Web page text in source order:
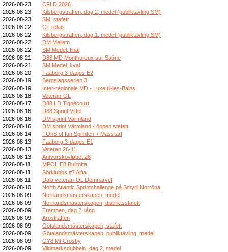
2026-08-23
CFLD 2026
2026-08-23
Kilsbergsträffen, dag 2, medel (publiktävling SM)
2026-08-23
SM, stafett
2026-08-22
CF relais
2026-08-22
Kilsbergsträffen, dag 1, medel (publiktävling SM)
2026-08-22
DM Mellem
2026-08-22
SM Medel, final
2026-08-21
D88 MD Monthureux sur Saône
2026-08-21
SM Medel, kval
2026-08-20
Faaborg 3-dages E2
2026-08-19
Bergslagsserien 3
2026-08-19
Inter-régionale MD - Luxeuil-les-Bains
2026-08-18
Veteran-OL
2026-08-17
D88 LD Tignécourt
2026-08-16
D88 Sprint Vittel
2026-08-16
DM sprint Värmland
2026-08-16
DM sprint Värmland - öppen stafett
2026-08-14
TOnS of fun Sprinten + Masstart
2026-08-13
Faaborg 3-dages E1
2026-08-13
Veteran 26-11
2026-08-13
Antvorskovløbet 26
2026-08-11
MPOL E8 Bulltofta
2026-08-11
Sörklubbs #7 Alfta
2026-08-11
Dala veteran-OL Domnarvet
2026-08-10
North Atlantic Sprintchallenge på Smyril Norröna
2026-08-09
Norrlandsmästerskapen, medel
2026-08-09
Norrlandsmästerskapen, distriktsstafett
2026-08-09
Trampen, dag 2, lång
2026-08-09
Arosträffen
2026-08-09
Götalandsmästerskapen, stafett
2026-08-09
Götalandsmästerskapen, publiktävling, medel
2026-08-09
OY8 Mt Crosby
2026-08-09
Vildmarksdubbeln, dag 2, medel